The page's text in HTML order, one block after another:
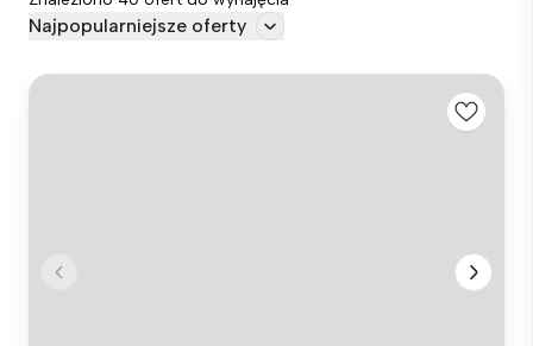
Najpopularniejsze oferty